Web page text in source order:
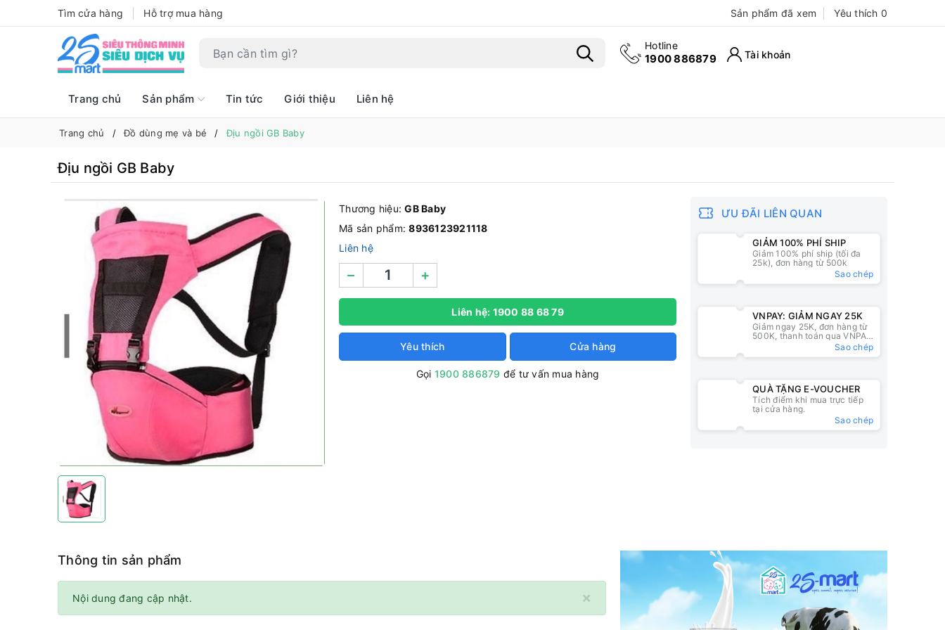
Tìm cửa hàng Hỗ trợ mua hàng Sản phẩm đã xem Yêu thích 0
Hotline
1900 886879 Tài khoản
Trang chủ Sản phẩm Tin tức Giới thiệu Liên hệ
Trang chủ Đồ dùng mẹ và bé Địu ngồi GB Baby
Địu ngồi GB Baby
Thương hiệu:GB Baby
Mã sản phẩm:8936123921118
Liên hệ
– +
Liên hệ: 1900 88 68 79
Yêu thích Cửa hàng
Gọi 1900 886879 để tư vấn mua hàng
ƯU ĐÃI LIÊN QUAN
GIẢM 100% PHÍ SHIP
Giảm 100% phí ship (tối đa
25k), đơn hàng từ 500k
Sao chép
VNPAY: GIẢM NGAY 25K
Giảm ngay 25K, đơn hàng từ
500K, thanh toán qua VNPAY
Sao chép
QUÀ TẶNG E-VOUCHER
Tích điểm khi mua trực tiếp
tại cửa hàng.
Sao chép
Thông tin sản phẩm
×
Nội dung đang cập nhật.